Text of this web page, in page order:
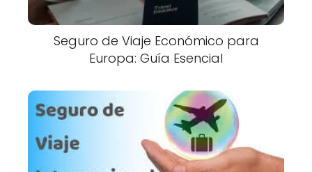
Seguro de Viaje Económico para
Europa: Guía Esencial